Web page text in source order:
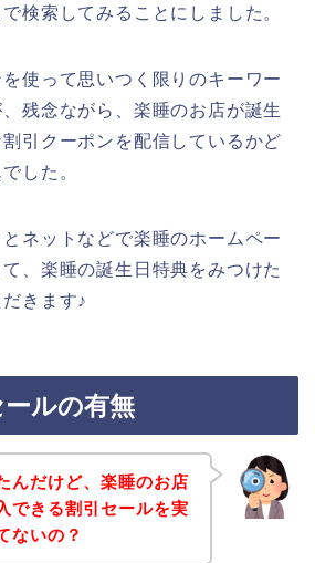
検索してみることにしました。
使って思いつく限りのキーワー
残念ながら、楽睡のお店が誕生
引クーポンを配信しているかど
した。
ネットなどで楽睡のホームペー
、楽睡の誕生日特典をみつけた
きます♪
ルの有無
んだけど、楽睡のお店
できる割引セールを実
ないの？